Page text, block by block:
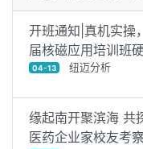
开班通知|真机实操
届核磁应用培训班
04-13 纽迈分析
缘起南开聚滨海
医药企业家校友考